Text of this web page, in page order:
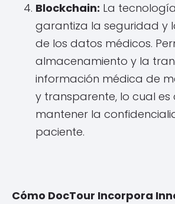
Blockchain: La
garantiza la seguridad y
de los datos médicos.
almacenamiento y la
información médica de
y transparente, lo cual
mantener la
paciente.
Cómo DocTour Incorpora